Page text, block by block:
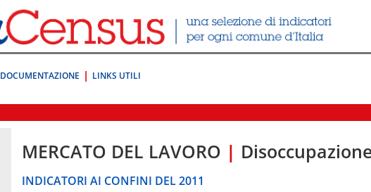
DOCUMENTAZIONE LINKS UTILI
MERCATO DEL LAVORO |
INDICATORI AI CONFINI DEL 2011